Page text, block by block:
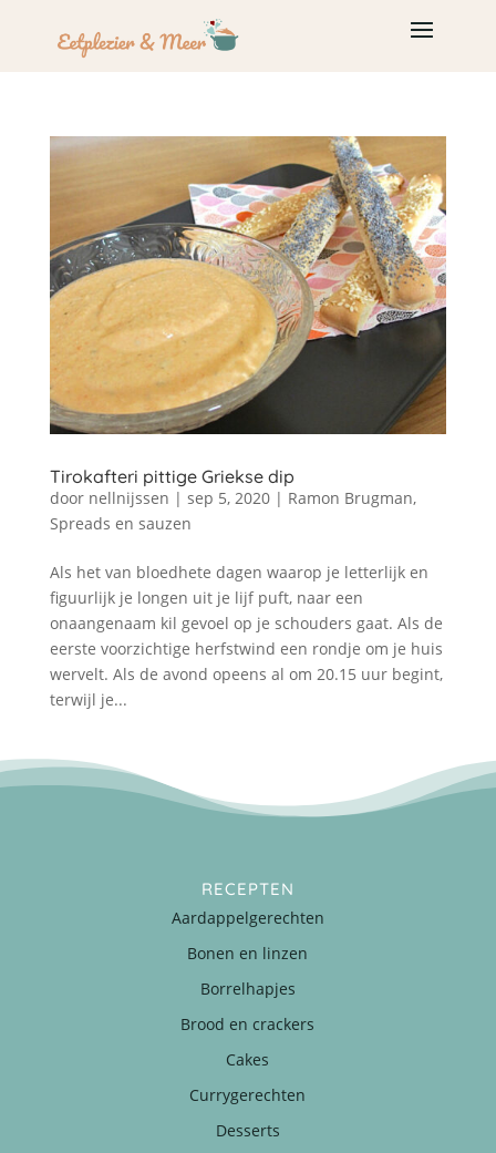
Tirokafteri pittige Griekse dip
door nellnijssen | sep 5, 2020| Ramon Brugman,
Spreads en sauzen
Als het van bloedhete dagen waarop je letterlijk en
figuurlijk je longen uit je lijf puft, naar een
onaangenaam kil gevoel op je schouders gaat. Als de
eerste voorzichtige herfstwind een rondje om je huis
wervelt. Als de avond opeens al om 20.15 uur begint,
terwijl je...
RECEPTEN
Aardappelgerechten
Bonen en linzen
Borrelhapjes
Brood en crackers
Cakes
Currygerechten
Desserts